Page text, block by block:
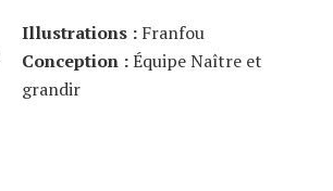
Illustrations : Franfou
Conception :Équipe Naître et
grandir